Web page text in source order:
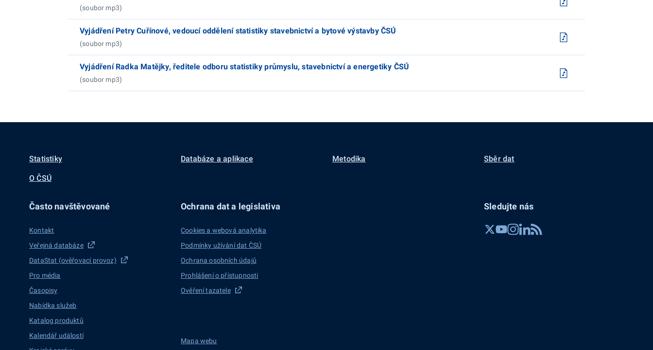
(soubor mp3)
Vyjádření Petry Cuřínové, vedoucí oddělení statistiky stavebnictví a bytové výstavby ČSÚ
(soubor mp3)
Vyjádření Radka Matějky, ředitele odboru statistiky průmyslu, stavebnictví a energetiky ČSÚ
(soubor mp3)
Statistiky Databáze a aplikace Metodika Sběr dat
O ČSÚ
Často navštěvované
Kontakt
Veřejná databáze
DataStat (ověřovací provoz)
Pro média
Časopisy
Nabídka služeb
Katalog produktů
Kalendář událostí
Ochrana dat a legislativa
Cookies a webová analytika
Podmínky užívání dat ČSÚ
Ochrana osobních údajů
Prohlášení o přístupnosti
Ověření tazatele
Mapa webu
Sledujte nás